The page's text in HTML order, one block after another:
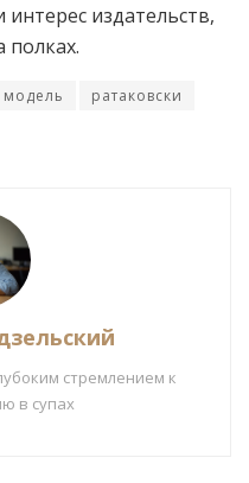
издательств,
полках.
модель
ратаковски
стремлением к
в супах